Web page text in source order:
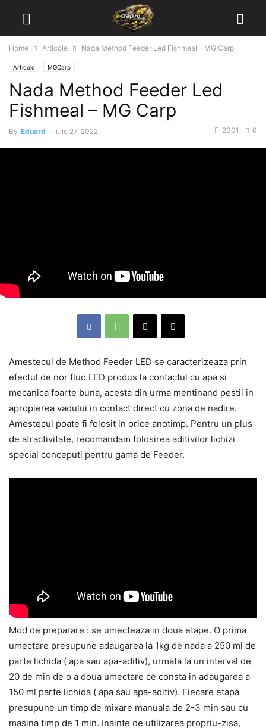
Home Articole Nada Method Feeder Led Fishmeal – MG Carp
Articole MGCarp
Nada Method Feeder Led
Fishmeal – MG Carp
By Eduard - iulie 27, 2022 0
2001
Amestecul de Method Feeder LED se caracterizeaza prin
efectul de nor fluo LED produs la contactul cu apa si
mecanica foarte buna, acesta din urma mentinand pestii in
apropierea vadului in contact direct cu zona de nadire.
Amestecul poate fi folosit in orice anotimp. Pentru un plus
de atractivitate, recomandam folosirea aditivilor lichizi
special conceputi pentru gama de Feeder.
Mod de preparare : se umecteaza in doua etape. O prima
umectare presupune adaugarea la 1kg de nada a 250 ml de
parte lichida ( apa sau apa-aditiv), urmata la un interval de
20 de min de o a doua umectare ce consta in adaugarea a
150 ml parte lichida ( apa sau apa-aditiv). Fiecare etapa
presupune un timp de mixare manuala de 2-3 min sau cu
masina timp de 1 min. Inainte de utilizarea propriu-zisa,